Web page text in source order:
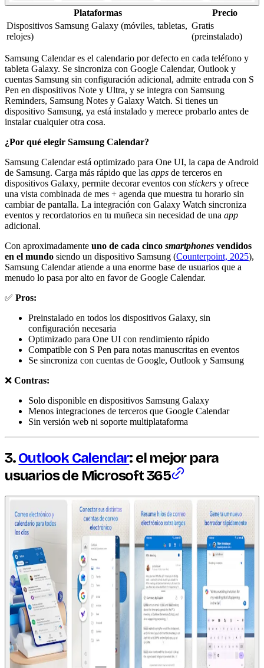
Plataformas
Precio
Dispositivos Samsung Galaxy (móviles, tabletas,
relojes)
Gratis
(preinstalado)
Samsung Calendar es el calendario por defecto en cada teléfono y
tableta Galaxy. Se sincroniza con Google Calendar, Outlook y
cuentas Samsung sin configuración adicional, admite entrada con S
Pen en dispositivos Note y Ultra, y se integra con Samsung
Reminders, Samsung Notes y Galaxy Watch. Si tienes un
dispositivo Samsung, ya está instalado y merece probarlo antes de
instalar cualquier otra cosa.
¿Por qué elegir Samsung Calendar?
Samsung Calendar está optimizado para One UI, la capa de Android
de Samsung. Carga más rápido que las apps de terceros en
dispositivos Galaxy, permite decorar eventos con stickers y ofrece
una vista combinada de mes + agenda que muestra tu horario sin
cambiar de pantalla. La integración con Galaxy Watch sincroniza
eventos y recordatorios en tu muñeca sin necesidad de una app
adicional.
Con aproximadamente uno de cada cinco smartphones vendidos
en el mundo siendo un dispositivo Samsung (Counterpoint, 2025),
Samsung Calendar atiende a una enorme base de usuarios que a
menudo lo pasa por alto en favor de Google Calendar.
✅ Pros:
Preinstalado en todos los dispositivos Galaxy, sin
configuración necesaria
Optimizado para One UI con rendimiento rápido
Compatible con S Pen para notas manuscritas en eventos
Se sincroniza con cuentas de Google, Outlook y Samsung
❌ Contras:
Solo disponible en dispositivos Samsung Galaxy
Menos integraciones de terceros que Google Calendar
Sin versión web ni soporte multiplataforma
3.Outlook Calendar: el mejor para
usuarios de Microsoft 365